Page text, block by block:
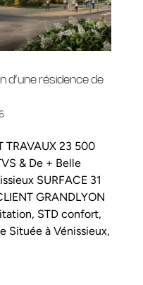
d’une résidence de
TRAVAUX 23 500
& De + Belle
SURFACE 31
GRANDLYON
STD confort,
Située à Vénissieux,